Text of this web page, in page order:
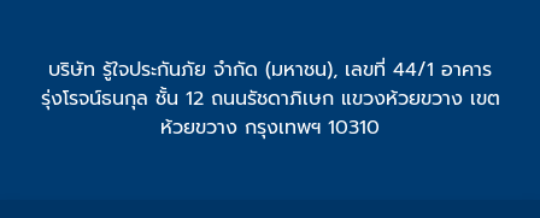
บริษัท รู้ใจประกันภัย จำกัด (มหาชน), เลขที่ 44/1 อาคาร
รุ่งโรจน์ธนกุล ชั้น 12 ถนนรัชดาภิเษก แขวงห้วยขวาง เขต
ห้วยขวาง กรุงเทพฯ 10310